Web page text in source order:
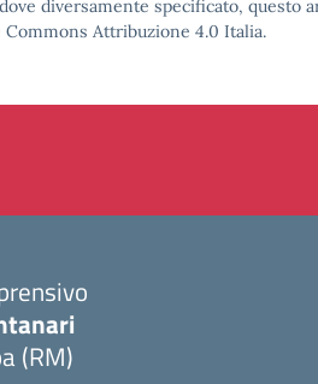
diversamente specificato, questo
Commons Attribuzione 4.0 Italia.
(RM)